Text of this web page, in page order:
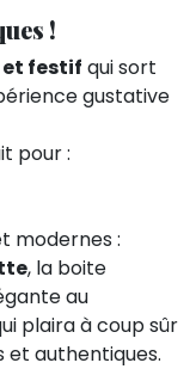
!
et festif qui sort
gustative
pour :
modernes :
, la boite
au
plaira à coup sûr
et authentiques.